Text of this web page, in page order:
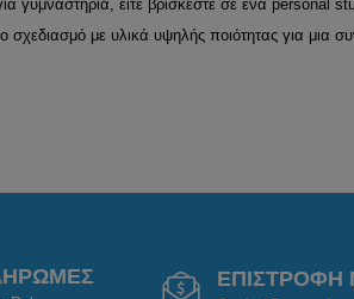
είτε βρίσκεστε σε ένα personal
με υλικά υψηλής ποιότητας για μια
ΕΠΙΣΤΡΟΦΗ